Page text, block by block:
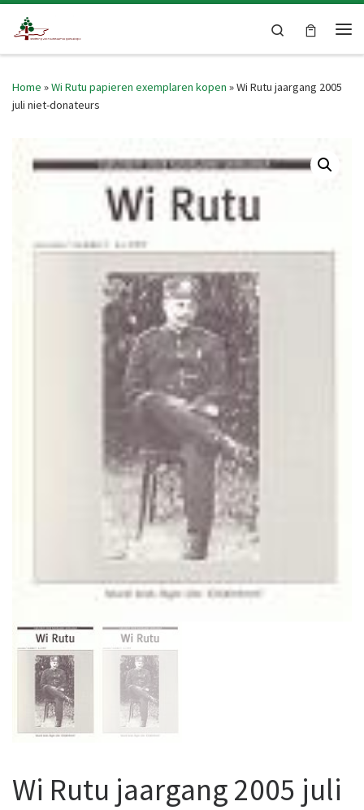
Skip to content
Search
Home »Wi Rutu papieren exemplaren kopen »Wi Rutu jaargang 2005
juli niet-donateurs
Wi Rutu jaargang 2005 juli